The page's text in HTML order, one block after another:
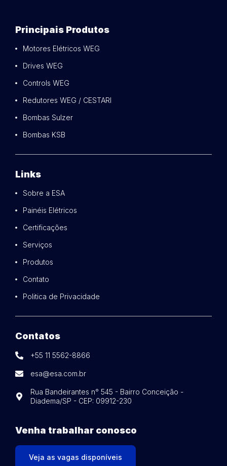
Principais Produtos
Motores Elétricos WEG
Drives WEG
Controls WEG
Redutores WEG / CESTARI
Bombas Sulzer
Bombas KSB
Links
Sobre a ESA
Painéis Elétricos
Certificações
Serviços
Produtos
Contato
Politica de Privacidade
Contatos
+55 11 5562-8866
esa@esa.com.br
Rua Bandeirantes n° 545 - Bairro Conceição -
Diadema/SP - CEP: 09912-230
Venha trabalhar conosco
Veja as vagas disponíveis